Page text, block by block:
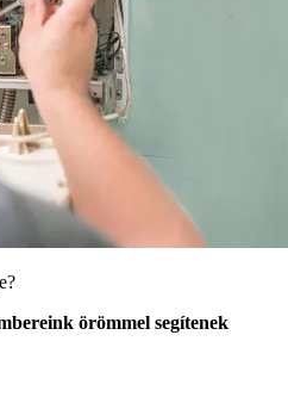
örömmel segítenek